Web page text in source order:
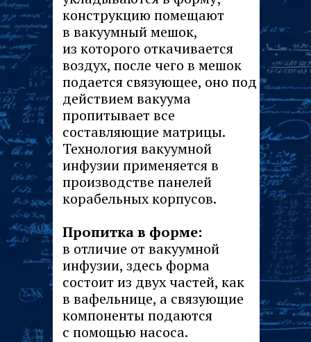
конструкцию помещают
в вакуумный мешок,
из которого откачивается
воздух, после чего в мешок
подается связующее, оно под
действием вакуума
пропитывает все
составляющие матрицы.
Технология вакуумной
инфузии применяется в
производстве панелей
корабельных корпусов.
Пропитка в форме:
в отличие от вакуумной
инфузии, здесь форма
состоит из двух частей, как
в вафельнице, а связующие
компоненты подаются
с помощью насоса.